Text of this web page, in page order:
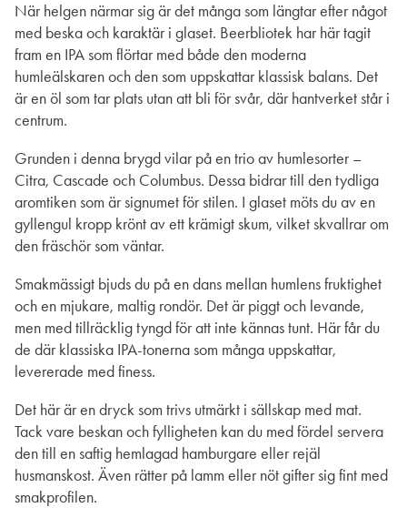
När helgen närmar sig är det många som längtar efter något
med beska och karaktär i glaset. Beerbliotek har här tagit
fram en IPA som flörtar med både den moderna
humleälskaren och den som uppskattar klassisk balans. Det
är en öl som tar plats utan att bli för svår, där hantverket står i
centrum.
Grunden i denna brygd vilar på en trio av humlesorter –
Citra, Cascade och Columbus. Dessa bidrar till den tydliga
aromtiken som är signumet för stilen. I glaset möts du av en
gyllengul kropp krönt av ett krämigt skum, vilket skvallrar om
den fräschör som väntar.
Smakmässigt bjuds du på en dans mellan humlens fruktighet
och en mjukare, maltig rondör. Det är piggt och levande,
men med tillräcklig tyngd för att inte kännas tunt. Här får du
de där klassiska IPA-tonerna som många uppskattar,
levererade med finess.
Det här är en dryck som trivs utmärkt i sällskap med mat.
Tack vare beskan och fylligheten kan du med fördel servera
den till en saftig hemlagad hamburgare eller rejäl
husmanskost. Även rätter på lamm eller nöt gifter sig fint med
smakprofilen.